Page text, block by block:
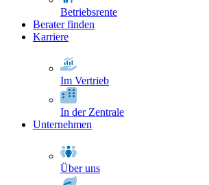
Betriebsrente
Berater finden
Karriere
Im Vertrieb
In der Zentrale
Unternehmen
Über uns